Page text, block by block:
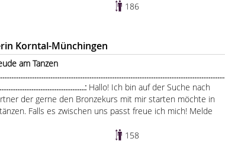
186
Korntal-Münchingen
am Tanzen
Hallo! Ich bin auf der Suche nach
der gerne den Bronzekurs mit mir starten möchte in
Falls es zwischen uns passt freue ich mich! Melde
158